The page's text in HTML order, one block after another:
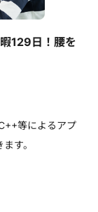
129日！腰を
等によるアプ
す。